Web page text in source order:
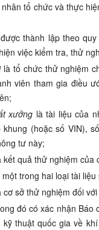
tổ chức và thực
thành lập theo
việc kiểm tra, thử
là tổ chức thử nghiệm
viên tham gia điều
;
xưởng là tài liệu của
(hoặc số VIN),
tư này;
kết quả thử nghiệm của
một trong hai loại tài liệu
sở thử nghiệm đối
đó có xác nhận Báo
thuật quốc gia về